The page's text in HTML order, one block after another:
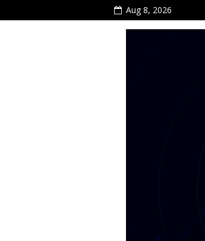
Aug 8, 2026